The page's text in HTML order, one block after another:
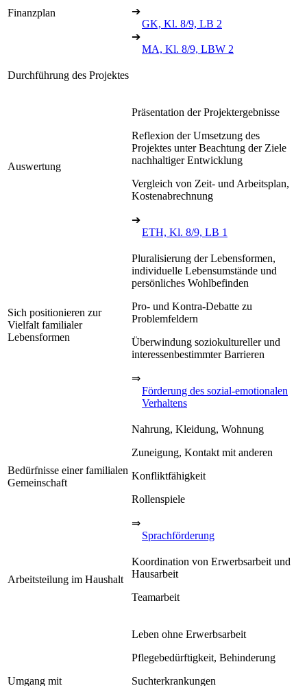
Finanzplan
➔
GK, Kl. 8/9, LB 2
➔
MA, Kl. 8/9, LBW 2
Durchführung des Projektes
Auswertung
Präsentation der Projektergebnisse
Reflexion der Umsetzung des
Projektes unter Beachtung der Ziele
nachhaltiger Entwicklung
Vergleich von Zeit- und Arbeitsplan,
Kostenabrechnung
➔
ETH, Kl. 8/9, LB 1
Sich positionieren zur
Vielfalt familialer
Lebensformen
Pluralisierung der Lebensformen,
individuelle Lebensumstände und
persönliches Wohlbefinden
Pro- und Kontra-Debatte zu
Problemfeldern
Überwindung soziokultureller und
interessenbestimmter Barrieren
⇒
Förderung des sozial-emotionalen
Verhaltens
Bedürfnisse einer familialen
Gemeinschaft
Nahrung, Kleidung, Wohnung
Zuneigung, Kontakt mit anderen
Konfliktfähigkeit
Rollenspiele
⇒
Sprachförderung
Arbeitsteilung im Haushalt
Koordination von Erwerbsarbeit und
Hausarbeit
Teamarbeit
Umgang mit
Leben ohne Erwerbsarbeit
Pflegebedürftigkeit, Behinderung
Suchterkrankungen